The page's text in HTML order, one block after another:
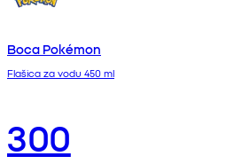
Boca Pokémon
Flašica za vodu 450 ml
300